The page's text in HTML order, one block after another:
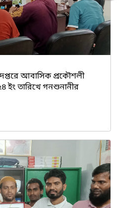
দপ্তরে আবাসিক প্রকৌশলী
তারিখে গনশুনানীর